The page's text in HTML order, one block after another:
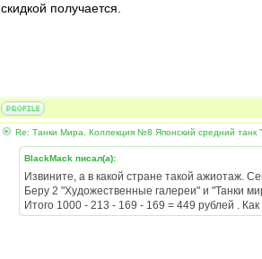
скидкой получается.
Re: Танки Мира. Коллекция №8 Японский средний танк
BlackMack писал(а):
Извините, а в какой стране такой ажиотаж.
Беру 2 "Художественные галереи" и "Танки
Итого 1000 - 213 - 169 - 169 = 449 рублей .